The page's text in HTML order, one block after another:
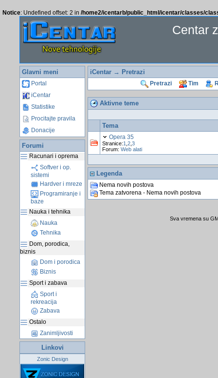
Notice: Undefined offset: 2 in /home2/icentarb/public_html/icentar/classes/
Centar
Glavni meni
Portal
iCentar
Statistike
Procitajte pravila
Donacije
Forumi
Racunari i oprema
Softver i op.
sistemi
Hardver i mreze
Programiranje i
baze
Nauka i tehnika
Nauka
Tehnika
Dom, porodica,
biznis
Dom i porodica
Biznis
Sport i zabava
Sport i
rekreacija
Zabava
Ostalo
Zanimljivosti
Linkovi
Zonic Design
iCentar→ Pretrazi
Pretrazi Tim
Aktivne teme
Tema
Opera 35
Stranice:1 2, 3
Forum: Web alati
Legenda
Nema novih postova
Tema zatvorena - Nema novih postova
Sva vremena su